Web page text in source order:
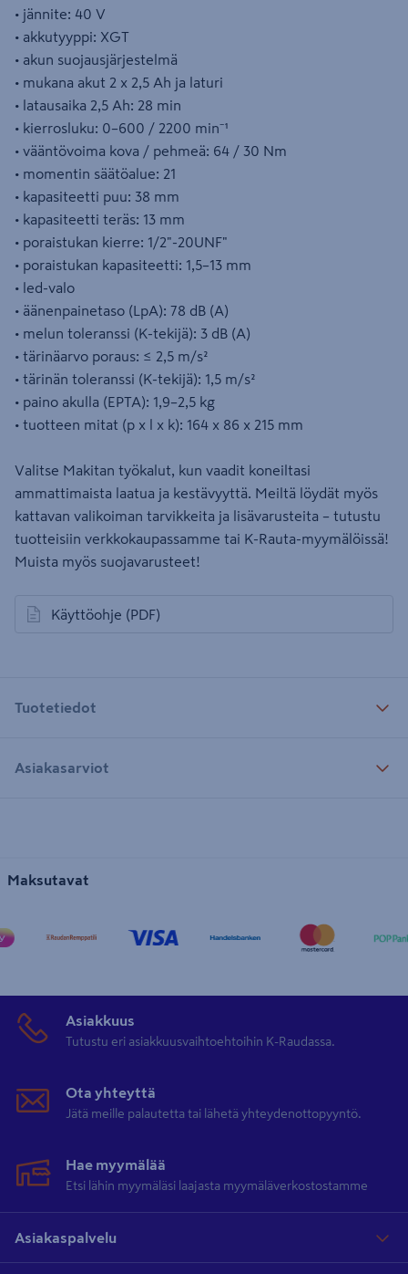
• jännite: 40 V
• akkutyyppi: XGT
• akun suojausjärjestelmä
• mukana akut 2 x 2,5 Ah ja laturi
• latausaika 2,5 Ah: 28 min
• kierrosluku: 0–600 / 2200 min⁻¹
• vääntövoima kova / pehmeä: 64 / 30 Nm
• momentin säätöalue: 21
• kapasiteetti puu: 38 mm
• kapasiteetti teräs: 13 mm
• poraistukan kierre: 1/2"-20UNF"
• poraistukan kapasiteetti: 1,5–13 mm
• led-valo
• äänenpainetaso (LpA): 78 dB (A)
• melun toleranssi (K-tekijä): 3 dB (A)
• tärinäarvo poraus: ≤ 2,5 m/s²
• tärinän toleranssi (K-tekijä): 1,5 m/s²
• paino akulla (EPTA): 1,9–2,5 kg
• tuotteen mitat (p x l x k): 164 x 86 x 215 mm
Valitse Makitan työkalut, kun vaadit koneiltasi
ammattimaista laatua ja kestävyyttä. Meiltä löydät myös
kattavan valikoiman tarvikkeita ja lisävarusteita – tutustu
tuotteisiin verkkokaupassamme tai K-Rauta-myymälöissä!
Muista myös suojavarusteet!
Käyttöohje (PDF)
avautuu uuteen välilehteen
Tuotetiedot
Asiakasarviot
Maksutavat
Asiakkuus
Tutustu eri asiakkuusvaihtoehtoihin K-Raudassa.
Ota yhteyttä
Jätä meille palautetta tai lähetä yhteydenottopyyntö.
Hae myymälää
Etsi lähin myymäläsi laajasta myymäläverkostostamme
Asiakaspalvelu